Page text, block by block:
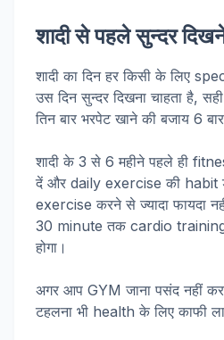
शादी से पहले सुन्दर
शादी का दिन हर किसी के लिए
उस दिन सुन्दर दिखना चाहता है,
तिन बार भरपेट खाने की बजाय 6
शादी के 3 से 6 महीने पहले ही
दें और daily exercise की habit
exercise करने से ज्यादा फायदा
30 minute तक cardio training
होगा।
अगर आप GYM जाना पसंद नहीं
टहलना भी health के लिए काफी